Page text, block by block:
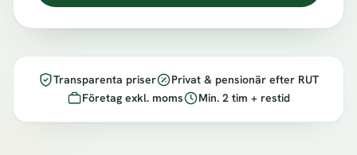
Transparenta priser
Privat & pensionär efter RUT
Företag exkl. moms
Min. 2 tim + restid